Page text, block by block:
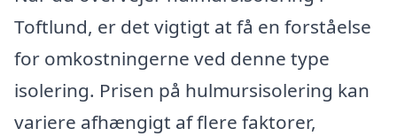
Toftlund, er det vigtigt at få en forståelse
for omkostningerne ved denne type
isolering. Prisen på hulmursisolering kan
variere afhængigt af flere faktorer,